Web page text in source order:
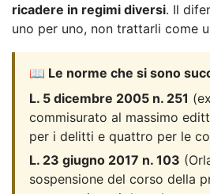
ricadere in regimi diversi. Il
uno per uno, non trattarli come
📖 Le norme che si sono
L. 5 dicembre 2005 n. 251
commisurato al massimo
per i delitti e quattro per le
L. 23 giugno 2017 n. 103
sospensione del corso della